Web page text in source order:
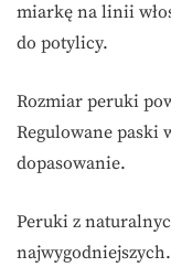
miarkę na linii
do potylicy.
Rozmiar peruki
Regulowane paski
dopasowanie.
Peruki z